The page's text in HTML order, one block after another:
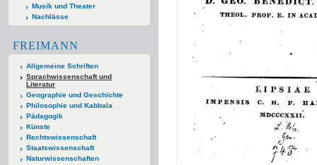
Musik und Theater
Nachlässe
FREIMANN
Allgemeine Schriften
Sprachwissenschaft und
Literatur
Geographie und Geschichte
Philosophie und Kabbala
Pädagogik
Künste
Rechtswissenschaft
Staatswissenschaft
Naturwissenschaften